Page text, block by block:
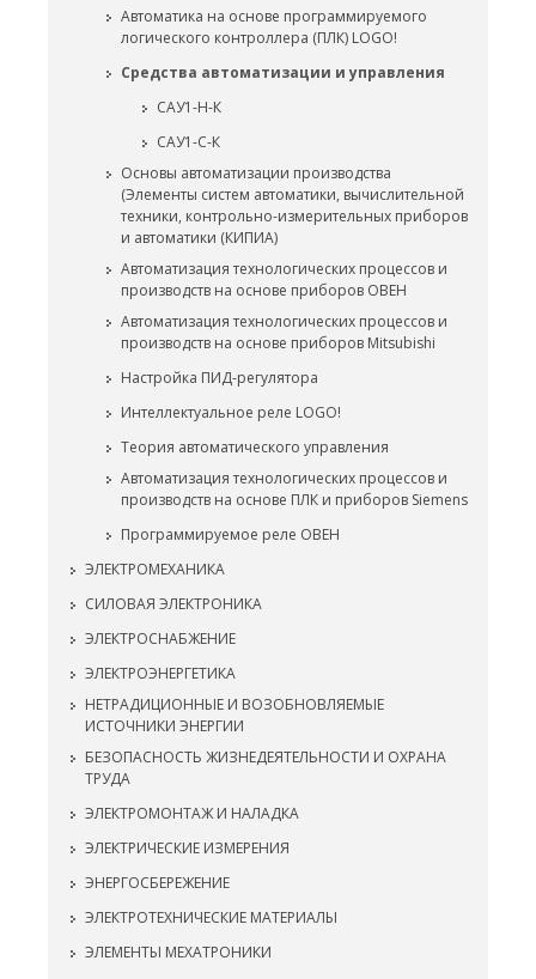
Автоматика на основе программируемого
логического контроллера (ПЛК) LOGO!
Средства автоматизации и управления
САУ1-Н-К
САУ1-С-К
Основы автоматизации производства
(Элементы систем автоматики, вычислительной
техники, контрольно-измерительных приборов
и автоматики (КИПИА)
Автоматизация технологических процессов и
производств на основе приборов ОВЕН
Автоматизация технологических процессов и
производств на основе приборов Mitsubishi
Настройка ПИД-регулятора
Интеллектуальное реле LOGO!
Теория автоматического управления
Автоматизация технологических процессов и
производств на основе ПЛК и приборов Siemens
Программируемое реле ОВЕН
ЭЛЕКТРОМЕХАНИКА
СИЛОВАЯ ЭЛЕКТРОНИКА
ЭЛЕКТРОСНАБЖЕНИЕ
ЭЛЕКТРОЭНЕРГЕТИКА
НЕТРАДИЦИОННЫЕ И ВОЗОБНОВЛЯЕМЫЕ
ИСТОЧНИКИ ЭНЕРГИИ
БЕЗОПАСНОСТЬ ЖИЗНЕДЕЯТЕЛЬНОСТИ И ОХРАНА
ТРУДА
ЭЛЕКТРОМОНТАЖ И НАЛАДКА
ЭЛЕКТРИЧЕСКИЕ ИЗМЕРЕНИЯ
ЭНЕРГОСБЕРЕЖЕНИЕ
ЭЛЕКТРОТЕХНИЧЕСКИЕ МАТЕРИАЛЫ
ЭЛЕМЕНТЫ МЕХАТРОНИКИ